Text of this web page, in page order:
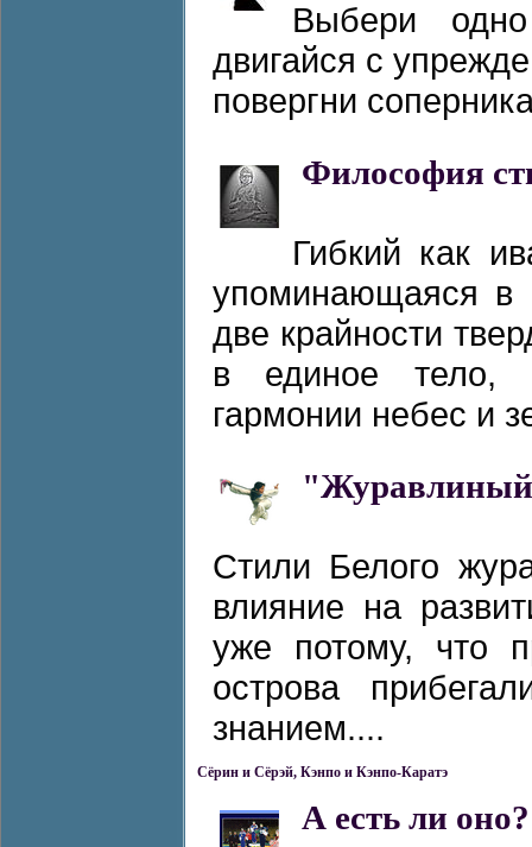
Выбери
двигайся с
повергни
Философия
Гибкий как
упоминающаяся в
две крайности
в единое тело,
гармонии небес и
"Журавлиный
Стили Белого
влияние на
уже потому, что
острова
знанием....
Сёрин и Сёрэй, Кэнпо и Кэнпо-Каратэ
А есть ли оно?